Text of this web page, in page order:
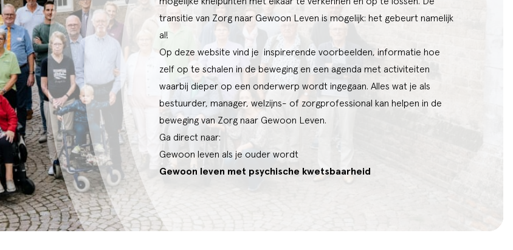
transitie van Zorg naar Gewoon Leven is mogelijk: het gebeurt namelijk
al!
Op deze website vind je inspirerende voorbeelden, informatie hoe
zelf op te schalen in de beweging en een agenda met activiteiten
waarbij dieper op een onderwerp wordt ingegaan. Alles wat je als
bestuurder, manager, welzijns- of zorgprofessional kan helpen in de
beweging van Zorg naar Gewoon Leven.
Ga direct naar:
Gewoon leven als je ouder wordt
Gewoon leven met psychische kwetsbaarheid